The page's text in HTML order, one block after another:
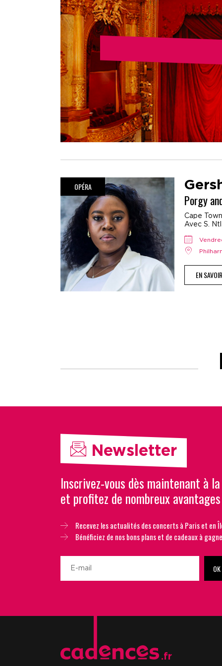
OPÉRA
Porgy
Cape
Avec S.
EN
Newsletter
Inscrivez-vous dès maintenant à
et profitez de nombreux avantages
Recevez les actualités des concerts à Paris et en
Bénéficiez de nos bons plans et de cadeaux à
OK
.fr